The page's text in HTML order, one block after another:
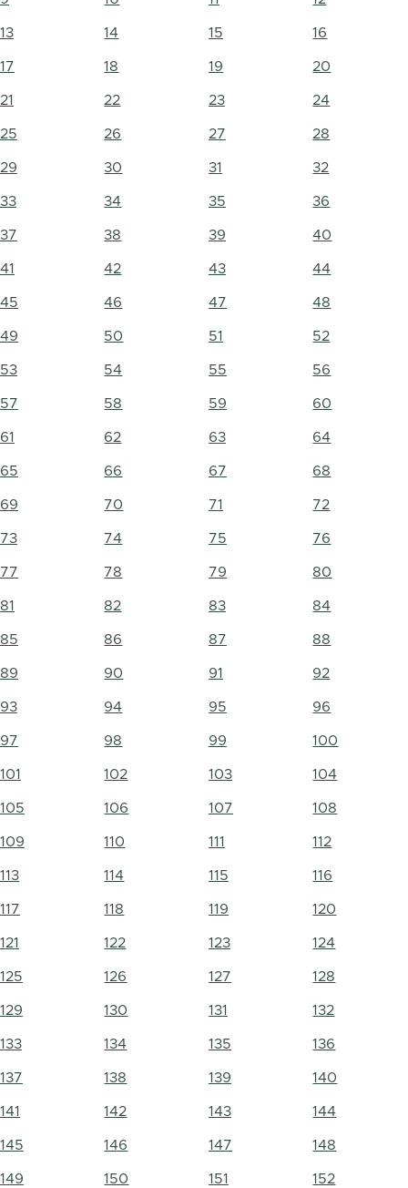
13 14 15 16
17 18 19 20
21 22 23 24
25 26 27 28
29 30 31 32
33 34 35 36
37 38 39 40
41 42 43 44
45 46 47 48
49 50 51 52
53 54 55 56
57 58 59 60
61 62 63 64
65 66 67 68
69 70 71 72
73 74 75 76
77 78 79 80
81 82 83 84
85 86 87 88
89 90 91 92
93 94 95 96
97 98 99 100
101 102 103 104
105 106 107 108
109 110 111 112
113 114 115 116
117 118 119 120
121 122 123 124
125 126 127 128
129 130 131 132
133 134 135 136
137 138 139 140
141 142 143 144
145 146 147 148
149 150 151 152